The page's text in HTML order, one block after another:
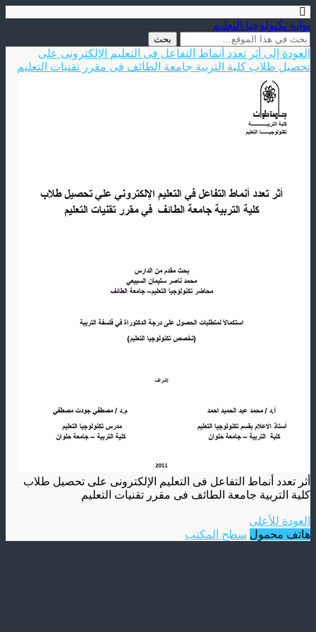
بوابة تكنولوجيا التعليم
العودة إلى أثر تعدد أنماط التفاعل فى التعليم الإلكترونى على
تحصيل طلاب كلية التربية جامعة الطائف فى مقرر تقنيات التعليم
أثر تعدد أنماط التفاعل فى التعليم الإلكترونى على تحصيل طلاب
كلية التربية جامعة الطائف فى مقرر تقنيات التعليم
العودة للأعلى
هاتف محمول سطح المكتب